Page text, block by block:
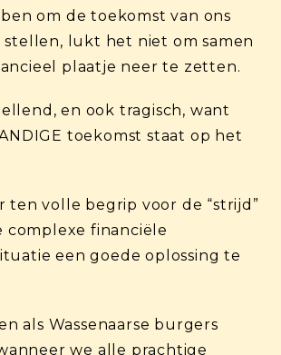
om de toekomst van ons
lukt het niet om samen
plaatje neer te zetten.
en ook tragisch, want
toekomst staat op het
ten volle begrip voor de “strijd”
complexe financiële
een goede oplossing te
als Wassenaarse burgers
we alle prachtige